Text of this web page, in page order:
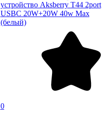
устройство Aksberry T44 2port
USBC 20W+20W 40w Max
(белый)
0